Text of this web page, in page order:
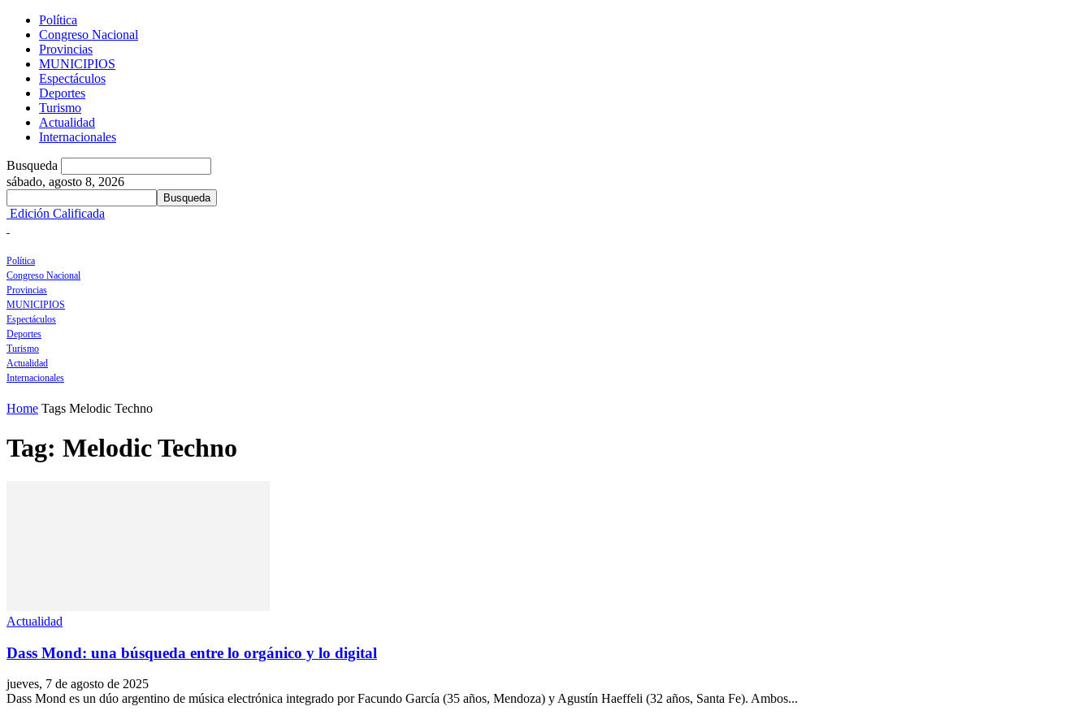
Política
Congreso Nacional
Provincias
MUNICIPIOS
Espectáculos
Deportes
Turismo
Actualidad
Internacionales
Busqueda
sábado, agosto 8, 2026
Edición Calificada
Política
Congreso Nacional
Provincias
MUNICIPIOS
Espectáculos
Deportes
Turismo
Actualidad
Internacionales
Home Tags Melodic Techno
Tag: Melodic Techno
Actualidad
Dass Mond: una búsqueda entre lo orgánico y lo digital
jueves, 7 de agosto de 2025
Dass Mond es un dúo argentino de música electrónica integrado por Facundo García (35 años, Mendoza) y Agustín Haeffeli (32 años, Santa Fe). Ambos...